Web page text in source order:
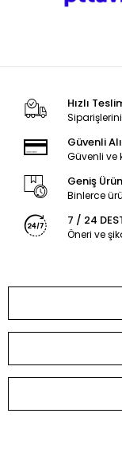
Hızlı
Güvenli
Güvenli ve
Geniş
Binlerce
7 / 24
Öneri ve